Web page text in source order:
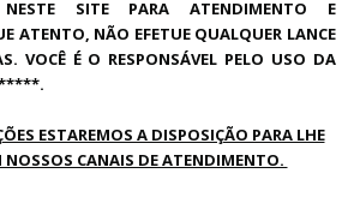
NESTE SITE PARA ATENDIMENTO E
ATENTO, NÃO EFETUE QUALQUER LANCE
VOCÊ É O RESPONSÁVEL PELO USO DA
*****.
ESTAREMOS A DISPOSIÇÃO PARA LHE
NOSSOS CANAIS DE ATENDIMENTO.